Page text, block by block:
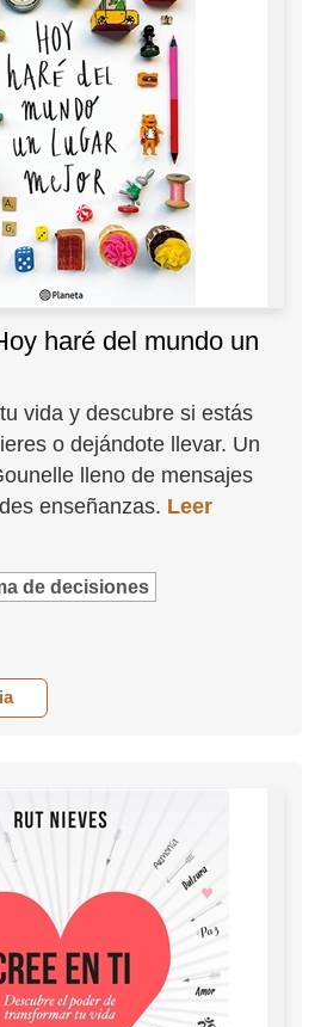
haré del mundo un
vida y descubre si estás
o dejándote llevar. Un
lleno de mensajes
enseñanzas. Leer
de decisiones